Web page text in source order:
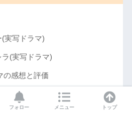
実写ドラマ)
(実写ドラマ)
の感想と評価
内容/期待度を予想
フォロー メニュー トップ